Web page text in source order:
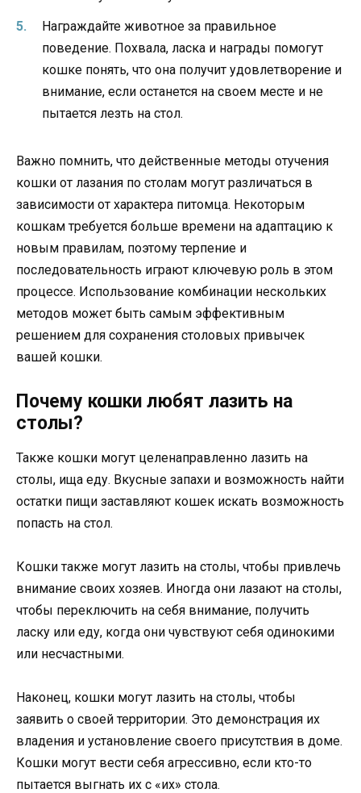
Награждайте животное за правильное
поведение. Похвала, ласка и награды помогут
кошке понять, что она получит удовлетворение и
внимание, если останется на своем месте и не
пытается лезть на стол.
Важно помнить, что действенные методы отучения
кошки от лазания по столам могут различаться в
зависимости от характера питомца. Некоторым
кошкам требуется больше времени на адаптацию к
новым правилам, поэтому терпение и
последовательность играют ключевую роль в этом
процессе. Использование комбинации нескольких
методов может быть самым эффективным
решением для сохранения столовых привычек
вашей кошки.
Почему кошки любят лазить на
столы?
Также кошки могут целенаправленно лазить на
столы, ища еду. Вкусные запахи и возможность найти
остатки пищи заставляют кошек искать возможность
попасть на стол.
Кошки также могут лазить на столы, чтобы привлечь
внимание своих хозяев. Иногда они лазают на столы,
чтобы переключить на себя внимание, получить
ласку или еду, когда они чувствуют себя одинокими
или несчастными.
Наконец, кошки могут лазить на столы, чтобы
заявить о своей территории. Это демонстрация их
владения и установление своего присутствия в доме.
Кошки могут вести себя агрессивно, если кто-то
пытается выгнать их с «их» стола.